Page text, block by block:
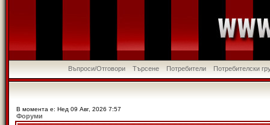
Въпроси/Отговори Търсене Потребители Потребителски
В момента е: Нед 09 Авг, 2026 7:57
Форуми